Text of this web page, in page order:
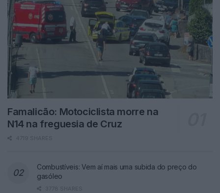
Famalicão: Motociclista morre na
N14 na freguesia de Cruz
4719 SHARES
Combustíveis: Vem aí mais uma subida do preço do
gasóleo
3778 SHARES